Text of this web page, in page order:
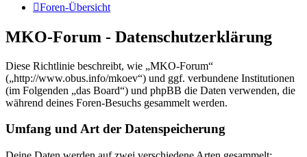
Foren-Übersicht
MKO-Forum - Datenschutzerklärung
Diese Richtlinie beschreibt, wie „MKO-Forum“
(„http://www.obus.info/mkoev“) und ggf. verbundene Institutionen
(im Folgenden „das Board“) und phpBB die Daten verwenden, die
während deines Foren-Besuchs gesammelt werden.
Umfang und Art der Datenspeicherung